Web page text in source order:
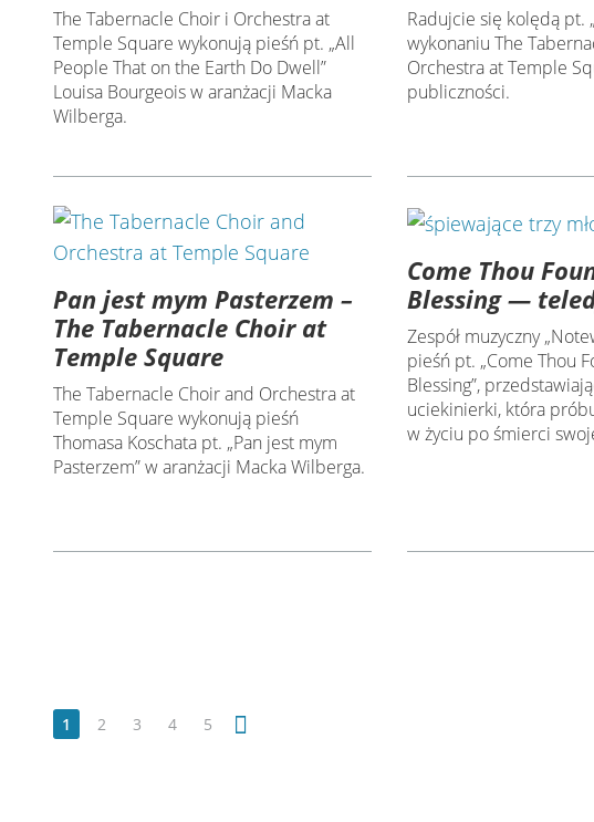
The Tabernacle Choir i Orchestra at
Temple Square wykonują pieśń pt. „All
People That on the Earth Do Dwell”
Louisa Bourgeois w aranżacji Macka
Wilberga.
Radujcie się kolędą pt.
wykonaniu The
Orchestra at Temple
publiczności.
Pan jest mym Pasterzem –
The Tabernacle Choir at
Temple Square
The Tabernacle Choir and Orchestra at
Temple Square wykonują pieśń
Thomasa Koschata pt. „Pan jest mym
Pasterzem” w aranżacji Macka Wilberga.
Come Thou
Blessing —
Zespół muzyczny
pieśń pt. „Come Thou
Blessing”,
uciekinierki, która
w życiu po śmierci
1 2 3 4 5